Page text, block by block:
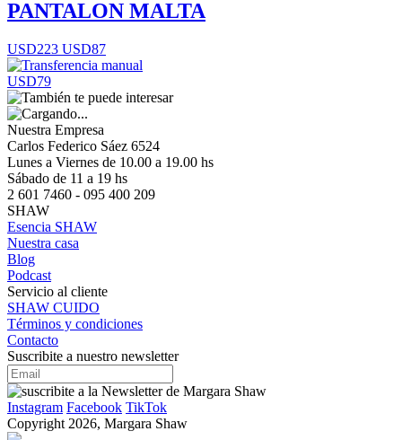
PANTALON MALTA
USD223 USD87
USD79
Nuestra Empresa
Carlos Federico Sáez 6524
Lunes a Viernes de 10.00 a 19.00 hs
Sábado de 11 a 19 hs
2 601 7460 - 095 400 209
SHAW
Esencia SHAW
Nuestra casa
Blog
Podcast
Servicio al cliente
SHAW CUIDO
Términos y condiciones
Contacto
Suscribite a nuestro newsletter
Instagram Facebook TikTok
Copyright 2026, Margara Shaw